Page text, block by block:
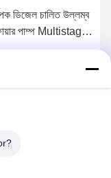
ডিজেল চালিত উল্লম্ব
পাম্প Multistage
স্ট্যান্ডার্ড